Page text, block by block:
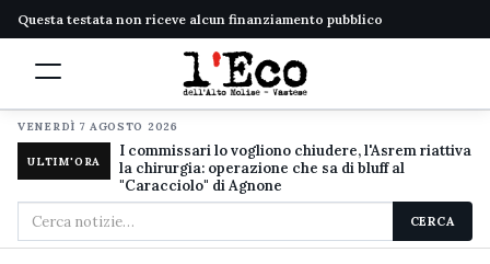
Questa testata non riceve alcun finanziamento pubblico
VENERDÌ 7 AGOSTO 2026
ULTIM'ORA
I commissari lo vogliono chiudere, l'Asrem riattiva
la chirurgia: operazione che sa di bluff al
"Caracciolo" di Agnone
Cerca
nel
CERCA